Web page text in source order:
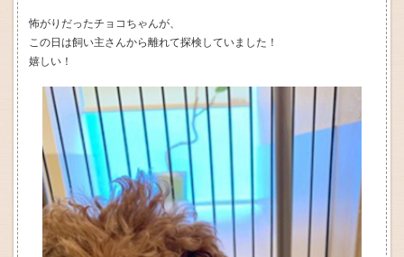
怖がりだったチョコちゃんが、
この日は飼い主さんから離れて探検していました！
嬉しい！